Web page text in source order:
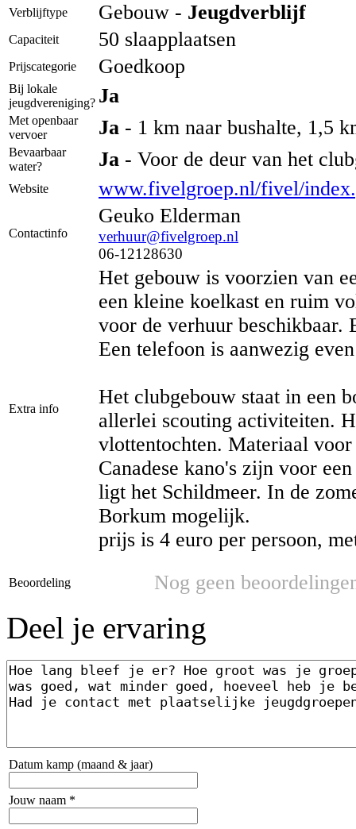
Verblijftype Gebouw - Jeugdverblijf
Capaciteit 50 slaapplaatsen
Prijscategorie Goedkoop
Bij lokale
jeugdvereniging? Ja
Met openbaar
vervoer
Ja - 1 km naar bushalte, 1,5
Bevaarbaar
water?
Ja - Voor de deur van het
Website www.fivelgroep.nl/fivel/
Contactinfo
Geuko Elderman
verhuur@fivelgroep.nl
06-12128630
Extra info
Het gebouw is voorzien van
een kleine koelkast en ruim
voor de verhuur beschikbaar.
Een telefoon is aanwezig
Het clubgebouw staat in een
allerlei scouting activiteiten.
vlottentochten. Materiaal
Canadese kano's zijn voor
ligt het Schildmeer. In de
Borkum mogelijk.
prijs is 4 euro per persoon,
Beoordeling Nog geen
Deel je ervaring
Datum kamp (maand & jaar)
Jouw naam *